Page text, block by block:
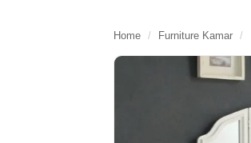
Home / Furniture Kamar /